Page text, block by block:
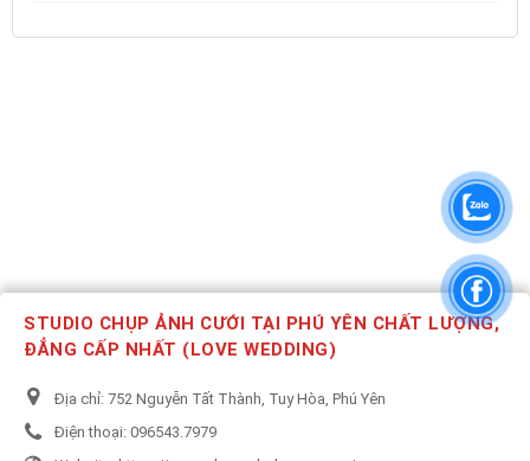
STUDIO CHỤP ẢNH CƯỚI TẠI PHÚ YÊN CHẤT LƯỢNG,
ĐẲNG CẤP NHẤT (LOVE WEDDING)
Địa chỉ: 752 Nguyễn Tất Thành, Tuy Hòa, Phú Yên
Điện thoại: 096543.7979